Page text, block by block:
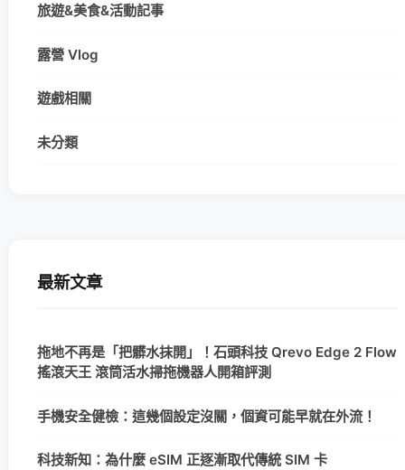
旅遊&美食&活動記事
露營 Vlog
遊戲相關
未分類
最新文章
拖地不再是「把髒水抹開」！石頭科技 Qrevo Edge 2 Flow
搖滾天王 滾筒活水掃拖機器人開箱評測
手機安全健檢：這幾個設定沒關，個資可能早就在外流！
科技新知：為什麼 eSIM 正逐漸取代傳統 SIM 卡